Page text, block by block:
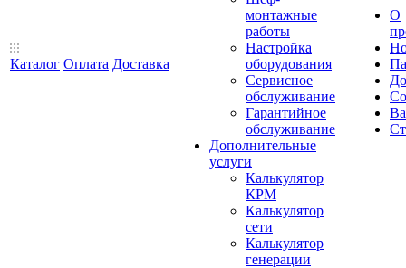
Каталог Оплата Доставка
монтажные
работы
Настройка
оборудования
Сервисное
обслуживание
Гарантийное
обслуживание
Дополнительные
услуги
Калькулятор
КРМ
Калькулятор
сети
Калькулятор
генерации
О